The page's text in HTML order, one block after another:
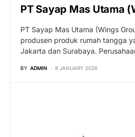
PT Sayap Mas Utama
PT Sayap Mas Utama (Wings
produsen produk rumah tangga
Jakarta dan Surabaya.
BY ADMIN 8 JANUARY 2026